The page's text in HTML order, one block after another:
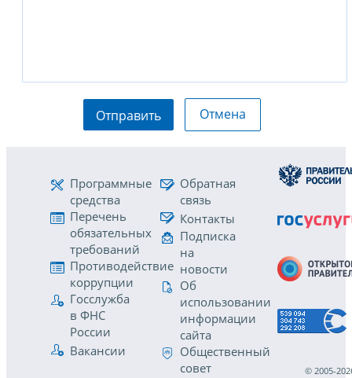
Отправить Отмена
Программные
средства
Перечень
обязательных
требований
Противодействие
коррупции
Госслужба
в ФНС
России
Вакансии
Обратная
связь
Контакты
Подписка
на
новости
Об
использовании
информации
сайта
Общественный
совет
© 2005-